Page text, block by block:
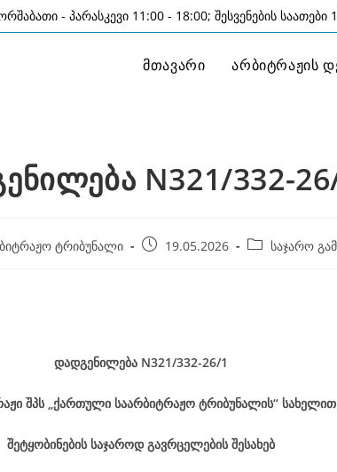
- პარასკევი 11:00 - 18:00; შესვენების საათები
მთავარი არბიტრაჟის
N321/332-
ტრიბუნალი
Post 19.05.2026
Post საჯარო
დადგენილება N321/332-26/1
შპს „ქართული საარბიტრაჟო ტრიბუნალის“
შეტყობინების საჯაროდ გავრცელების შესახებ